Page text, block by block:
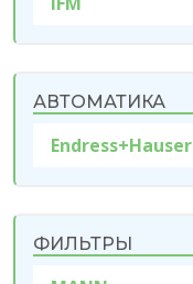
АВТОМАТИКА
Endress+Hauser
ФИЛЬТРЫ